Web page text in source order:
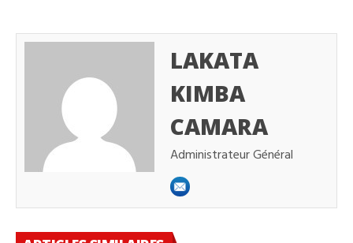
LAKATA
KIMBA
CAMARA
Administrateur Général